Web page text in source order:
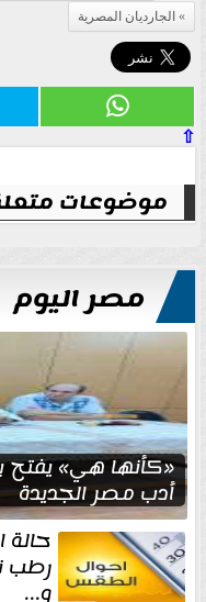
الجارديان المصرية
⇧
موضوعات
مصر اليوم
«كأنها هي» يفتح
أدب مصر الجديدة
حالة
رطب
و...